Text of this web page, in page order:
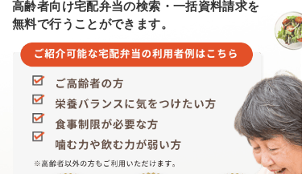
高齢者向け宅配弁当の検索・一括資料請求を
無料で行うことができます。